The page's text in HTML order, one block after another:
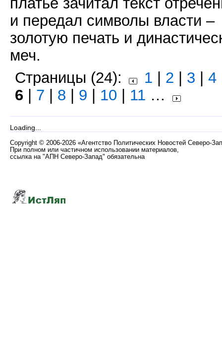
и передал символы власти –
золотую печать и
меч.
Страницы (24):
1 2 3 4
6
7 8 9 10 11 …
Loading...
Copyright © 2006-2026 «Агентство Политических Новостей Северо-
При полном или частичном использовании материалов,
ссылка на "АПН Северо-Запад" обязательна